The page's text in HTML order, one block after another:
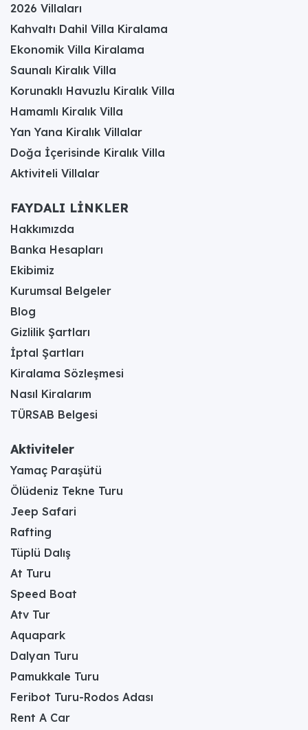
2026 Villaları
Kahvaltı Dahil Villa Kiralama
Ekonomik Villa Kiralama
Saunalı Kiralık Villa
Korunaklı Havuzlu Kiralık Villa
Hamamlı Kiralık Villa
Yan Yana Kiralık Villalar
Doğa İçerisinde Kiralık Villa
Aktiviteli Villalar
FAYDALI LİNKLER
Hakkımızda
Banka Hesapları
Ekibimiz
Kurumsal Belgeler
Blog
Gizlilik Şartları
İptal Şartları
Kiralama Sözleşmesi
Nasıl Kiralarım
TÜRSAB Belgesi
Aktiviteler
Yamaç Paraşütü
Ölüdeniz Tekne Turu
Jeep Safari
Rafting
Tüplü Dalış
At Turu
Speed Boat
Atv Tur
Aquapark
Dalyan Turu
Pamukkale Turu
Feribot Turu-Rodos Adası
Rent A Car